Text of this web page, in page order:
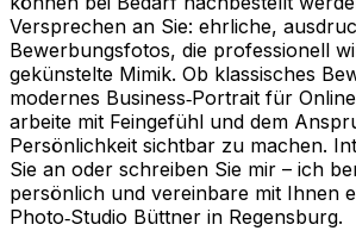
Versprechen an Sie: ehrliche,
Bewerbungsfotos, die professionell
gekünstelte Mimik. Ob klassisches
modernes Business‑Portrait für
arbeite mit Feingefühl und dem
Persönlichkeit sichtbar zu machen.
Sie an oder schreiben Sie mir – ich
persönlich und vereinbare mit Ihnen
Photo‑Studio Büttner in Regensburg.